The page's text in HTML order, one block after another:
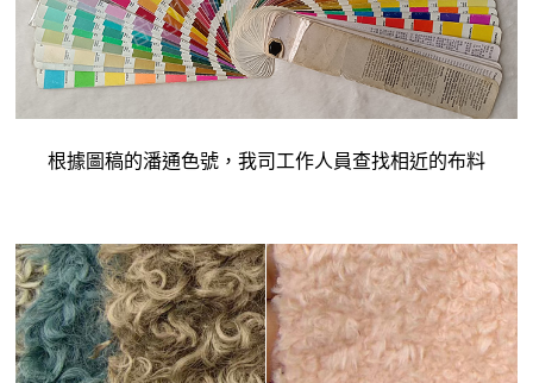
根據圖稿的潘通色號，我司工作人員查找相近的布料